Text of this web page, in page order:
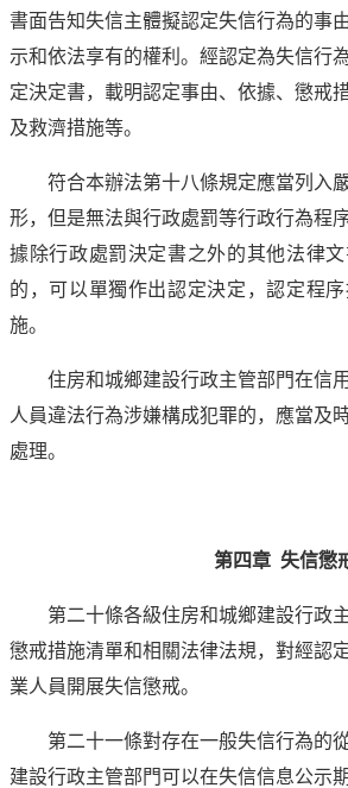
書面告知失信主體擬認定失信行為的事
示和依法享有的權利。經認定為失信行
定決定書，載明認定事由、依據、懲戒
及救濟措施等。
符合本辦法第十八條規定應當列入
形，但是無法與行政處罰等行政行為程
據除行政處罰決定書之外的其他法律
的，可以單獨作出認定決定，認定程
施。
住房和城鄉建設行政主管部門在信
人員違法行為涉嫌構成犯罪的，應當及
處理。
第四章 失信懲
第二十條各級住房和城鄉建設行政
懲戒措施清單和相關法律法規，對經認
業人員開展失信懲戒。
第二十一條對存在一般失信行為的
建設行政主管部門可以在失信信息公示